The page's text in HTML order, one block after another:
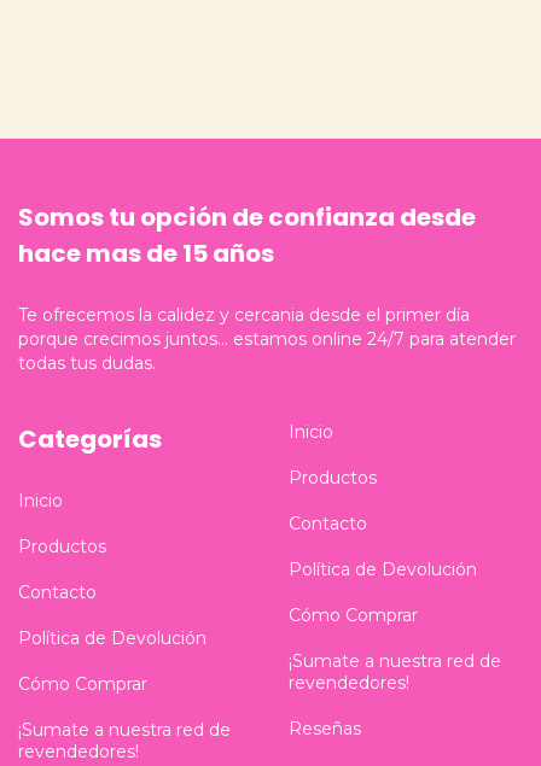
Somos tu opción de confianza desde
hace mas de 15 años
Te ofrecemos la calidez y cercania desde el primer día
porque crecimos juntos... estamos online 24/7 para atender
todas tus dudas.
Categorías
Inicio
Productos
Contacto
Política de Devolución
Cómo Comprar
¡Sumate a nuestra red de
revendedores!
Inicio
Productos
Contacto
Política de Devolución
Cómo Comprar
¡Sumate a nuestra red de
revendedores!
Reseñas